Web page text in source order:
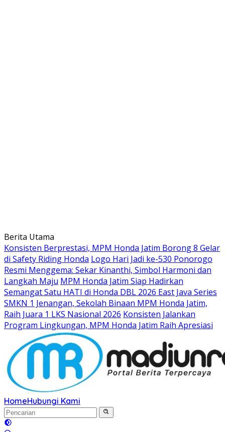
Langsung
ke
konten
Berita Utama
Konsisten Berprestasi, MPM Honda Jatim Borong 8 Gelar
di Safety Riding Honda Logo Hari Jadi ke-530 Ponorogo
Resmi Menggema: Sekar Kinanthi, Simbol Harmoni dan
Langkah Maju MPM Honda Jatim Siap Hadirkan
Semangat Satu HATI di Honda DBL 2026 East Java Series
SMKN 1 Jenangan, Sekolah Binaan MPM Honda Jatim,
Raih Juara 1 LKS Nasional 2026 Konsisten Jalankan
Program Lingkungan, MPM Honda Jatim Raih Apresiasi
HomeHubungi Kami